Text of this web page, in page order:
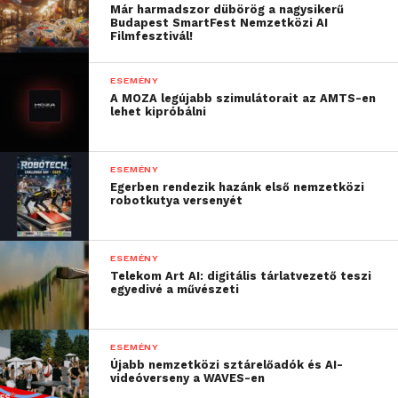
Már harmadszor dübörög a nagysikerű
Budapest SmartFest Nemzetközi AI
Filmfesztivál!
ESEMÉNY
A MOZA legújabb szimulátorait az AMTS-en
lehet kipróbálni
ESEMÉNY
Egerben rendezik hazánk első nemzetközi
robotkutya versenyét
ESEMÉNY
Telekom Art AI: digitális tárlatvezető teszi
egyedivé a művészeti
ESEMÉNY
Újabb nemzetközi sztárelőadók és AI-
videóverseny a WAVES-en